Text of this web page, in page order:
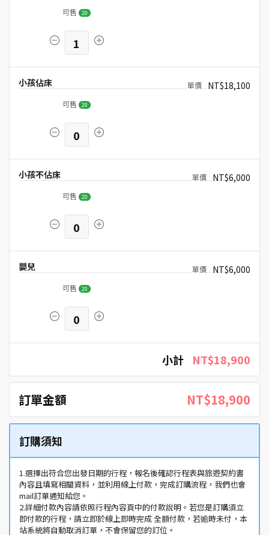
可售 20
1
小孩佔床 NT$18,100
可售 20
0
小孩不佔床 NT$6,000
可售 20
0
嬰兒 NT$6,000
可售 20
0
小計 NT$18,900
訂單金額 NT$18,900
訂購須知
1.選擇出符合您出發日期的行程，報名後確認行程表與旅遊契約書
內容且填寫相關資料，並利用線上付款，完成訂購流程，我們也會
mail訂單通知給您。
2.詳細付款內容請依照行程內容頁中的付款說明。若您是訂購須立
即付款的行程，請立即於線上即時完成 全額付款，若逾時未付，本
站系統將自動取消訂單，不會保留您的訂位。